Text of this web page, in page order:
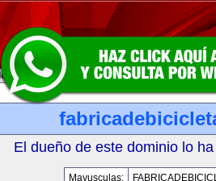
El dueño de este dominio lo
Mayusculas: